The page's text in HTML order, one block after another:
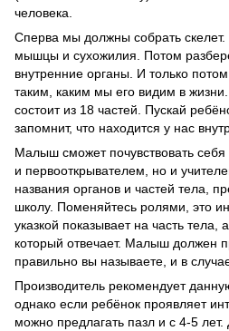
человека.
Сперва мы должны собрать
мышцы и сухожилия. Потом
внутренние органы. И только
таким, каким мы его видим в
состоит из 18 частей. Пускай
запомнит, что находится у нас
Малыш сможет почувствовать себя
и первооткрывателем, но и
названия органов и частей тела,
школу. Поменяйтесь ролями, это
указкой показывает на часть тела,
который отвечает. Малыш должен
правильно вы называете, и в
Производитель рекомендует
однако если ребёнок проявляет
можно предлагать пазл и с 4-5 лет.